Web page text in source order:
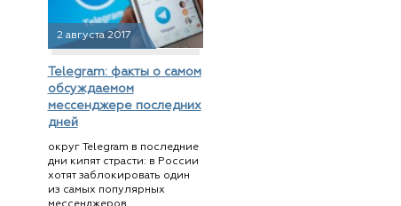
2 августа 2017
Telegram: факты о самом
обсуждаемом
мессенджере последних
дней
округ Telegram в последние
дни кипят страсти: в России
хотят заблокировать один
из самых популярных